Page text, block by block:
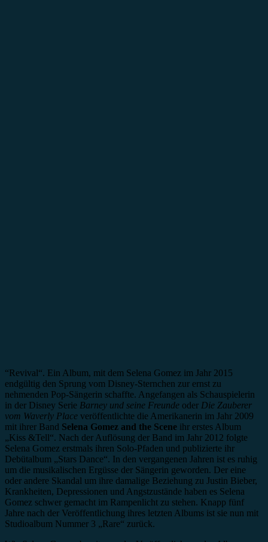
“Revival“. Ein Album, mit dem Selena Gomez im Jahr 2015
endgültig den Sprung vom Disney-Sternchen zur ernst zu
nehmenden Pop-Sängerin schaffte. Angefangen als Schauspielerin
in der Disney Serie Barney und seine Freunde oder Die Zauberer
vom Waverly Place veröffentlichte die Amerikanerin im Jahr 2009
mit ihrer Band Selena Gomez and the Scene ihr erstes Album
„Kiss &Tell“. Nach der Auflösung der Band im Jahr 2012 folgte
Selena Gomez erstmals ihren Solo-Pfaden und publizierte ihr
Debütalbum „Stars Dance“. In den vergangenen Jahren ist es ruhig
um die musikalischen Ergüsse der Sängerin geworden. Der eine
oder andere Skandal um ihre damalige Beziehung zu Justin Bieber,
Krankheiten, Depressionen und Angstzustände haben es Selena
Gomez schwer gemacht im Rampenlicht zu stehen. Knapp fünf
Jahre nach der Veröffentlichung ihres letzten Albums ist sie nun mit
Studioalbum Nummer 3 „Rare“ zurück.